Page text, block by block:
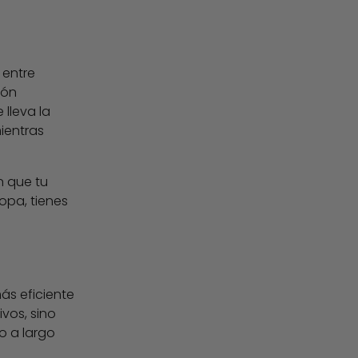
lleva la
que tu
tienes
eficiente
sino
a largo